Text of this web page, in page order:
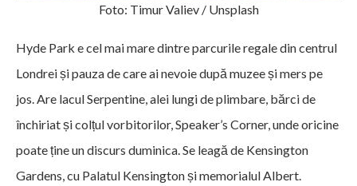
Foto: Timur Valiev / Unsplash
Hyde Park e cel mai mare dintre parcurile regale din centrul
Londrei și pauza de care ai nevoie după muzee și mers pe
jos. Are lacul Serpentine, alei lungi de plimbare, bărci de
închiriat și colțul vorbitorilor, Speaker’s Corner, unde oricine
poate ține un discurs duminica. Se leagă de Kensington
Gardens, cu Palatul Kensington și memorialul Albert.